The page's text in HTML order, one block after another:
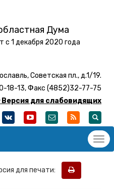
Дума
с 1 декабря 2020 года
Советская пл., д.1/19.
18-13, Факс (4852)32-77-75
Версия для слабовидящих
для печати: